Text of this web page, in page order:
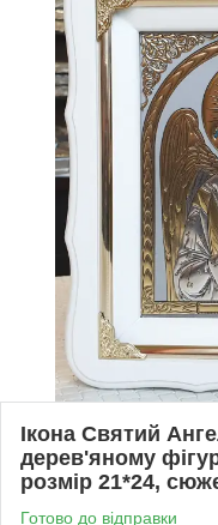
Ікона Святий
дерев'яному
розмір 21*24,
Готово до відправки